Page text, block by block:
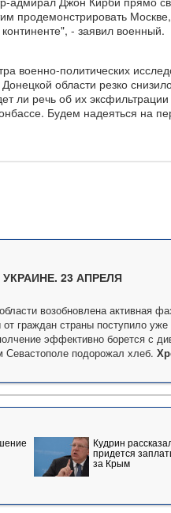
продемонстрировать
- заявил военный.
военно-политических
области резко
ли речь об их
Будем надеяться на
23 АПРЕЛЯ
возобновлена активная
граждан страны поступило
эффективно борется с
Севастополе подорожал хлеб.
Кудрин
придется
за Крым